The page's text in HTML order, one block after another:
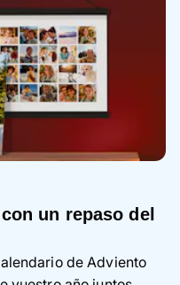
un repaso del
de Adviento